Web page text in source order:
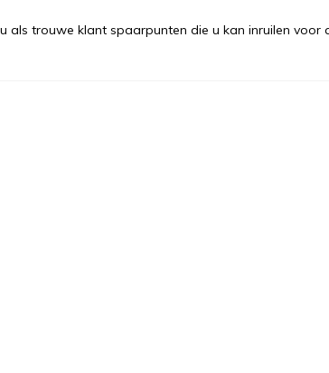
als trouwe klant spaarpunten die u kan inruilen voor